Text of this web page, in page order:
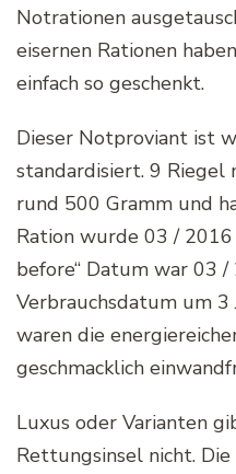
Notrationen
eisernen Rationen
einfach so geschenkt.
Dieser Notproviant ist
standardisiert. 9
rund 500 Gramm und
Ration wurde 03 /
before“ Datum war 03
Verbrauchsdatum um
waren die
geschmacklich
Luxus oder Varianten
Rettungsinsel nicht.